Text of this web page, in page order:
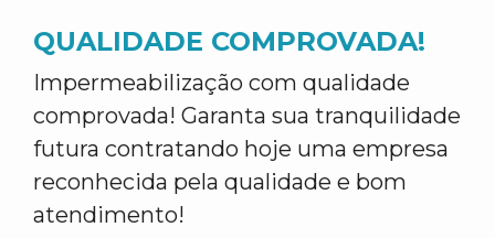
QUALIDADE COMPROVADA!
Impermeabilização com qualidade
comprovada! Garanta sua tranquilidade
futura contratando hoje uma empresa
reconhecida pela qualidade e bom
atendimento!